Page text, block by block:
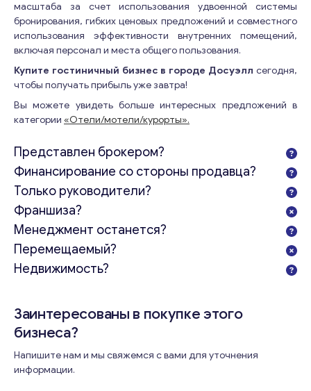
масштаба за счет использования удвоенной системы
бронирования, гибких ценовых предложений и совместного
использования эффективности внутренних помещений,
включая персонал и места общего пользования.
Купите гостиничный бизнес в городе Досуэлл сегодня,
чтобы получать прибыль уже завтра!
Вы можете увидеть больше интересных предложений в
категории «Отели/мотели/курорты».
Представлен брокером?
Финансирование со стороны продавца?
Только руководители?
Франшиза?
Менеджмент останется?
Перемещаемый?
Недвижимость?
Заинтересованы в покупке этого
бизнеса?
Напишите нам и мы свяжемся с вами для уточнения
информации.